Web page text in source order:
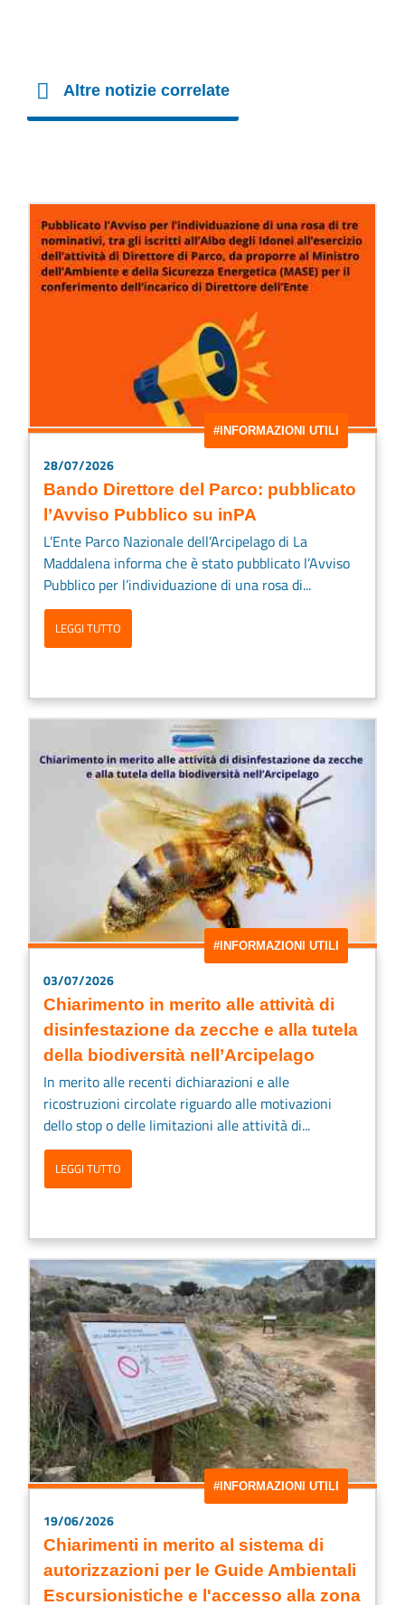
Altre notizie correlate
#INFORMAZIONI UTILI
28/07/2026
Bando Direttore del Parco: pubblicato
l’Avviso Pubblico su inPA
L’Ente Parco Nazionale dell’Arcipelago di La
Maddalena informa che è stato pubblicato l’Avviso
Pubblico per l’individuazione di una rosa di...
LEGGI TUTTO
#INFORMAZIONI UTILI
03/07/2026
Chiarimento in merito alle attività di
disinfestazione da zecche e alla tutela
della biodiversità nell’Arcipelago
In merito alle recenti dichiarazioni e alle
ricostruzioni circolate riguardo alle motivazioni
dello stop o delle limitazioni alle attività di...
LEGGI TUTTO
#INFORMAZIONI UTILI
19/06/2026
Chiarimenti in merito al sistema di
autorizzazioni per le Guide Ambientali
Escursionistiche e l'accesso alla zona